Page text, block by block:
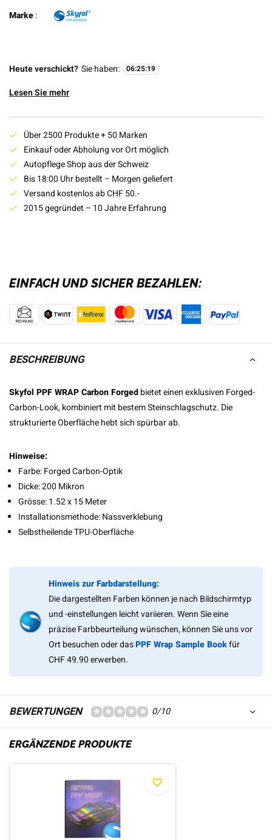
Marke:
Heute verschickt? Sie haben: 06:25:19
Lesen Sie mehr
Über 2500 Produkte + 50 Marken
Einkauf oder Abholung vor Ort möglich
Autopflege Shop aus der Schweiz
Bis 18:00 Uhr bestellt – Morgen geliefert
Versand kostenlos ab CHF 50.-
2015 gegründet – 10 Jahre Erfahrung
EINFACH UND SICHER BEZAHLEN:
BESCHREIBUNG
Skyfol PPF WRAP Carbon Forgedbietet einen exklusiven Forged-
Carbon-Look, kombiniert mit bestem Steinschlagschutz. Die
strukturierte Oberfläche hebt sich spürbar ab.
Hinweise:
Farbe: Forged Carbon-Optik
Dicke: 200 Mikron
Grösse: 1.52 x 15 Meter
Installationsmethode: Nassverklebung
Selbstheilende TPU-Oberfläche
Hinweis zur Farbdarstellung:
Die dargestellten Farben können je nach Bildschirmtyp
und -einstellungen leicht variieren. Wenn Sie eine
präzise Farbbeurteilung wünschen, können Sie uns vor
Ort besuchen oder dasPPF Wrap Sample Bookfür
CHF 49.90 erwerben.
BEWERTUNGEN 0/10
ERGÄNZENDE PRODUKTE